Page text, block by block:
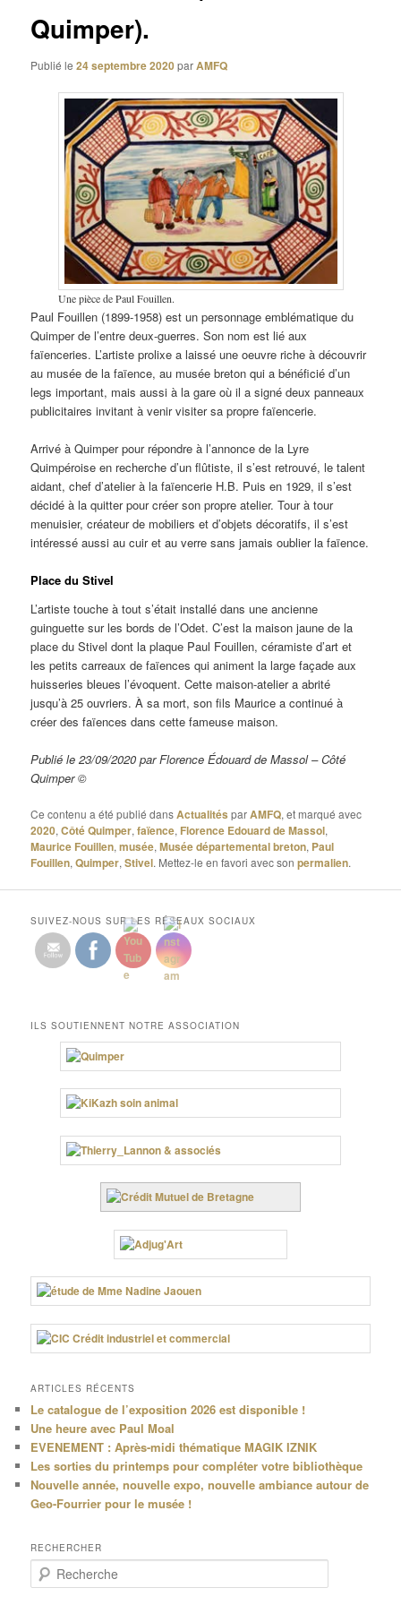
Quimper).
Publié le24 septembre 2020parAMFQ
Une pièce de Paul Fouillen.
Paul Fouillen (1899-1958) est un personnage emblématique du
Quimper de l’entre deux-guerres. Son nom est lié aux
faïenceries. L’artiste prolixe a laissé une oeuvre riche à découvrir
au musée de la faïence, au musée breton qui a bénéficié d’un
legs important, mais aussi à la gare où il a signé deux panneaux
publicitaires invitant à venir visiter sa propre faïencerie.
Arrivé à Quimper pour répondre à l’annonce de la Lyre
Quimpéroise en recherche d’un flûtiste, il s’est retrouvé, le talent
aidant, chef d’atelier à la faïencerie H.B. Puis en 1929, il s’est
décidé à la quitter pour créer son propre atelier. Tour à tour
menuisier, créateur de mobiliers et d’objets décoratifs, il s’est
intéressé aussi au cuir et au verre sans jamais oublier la faïence.
Place du Stivel
L’artiste touche à tout s’était installé dans une ancienne
guinguette sur les bords de l’Odet. C’est la maison jaune de la
place du Stivel dont la plaque Paul Fouillen, céramiste d’art et
les petits carreaux de faïences qui animent la large façade aux
huisseries bleues l’évoquent. Cette maison-atelier a abrité
jusqu’à 25 ouvriers. À sa mort, son fils Maurice a continué à
créer des faïences dans cette fameuse maison.
Publié le 23/09/2020 par Florence Édouard de Massol – Côté
Quimper ©
Ce contenu a été publié dansActualités parAMFQ, et marqué avec
2020,Côté Quimper,faïence, Florence Edouard de Massol,
Maurice Fouillen,musée,Musée départemental breton, Paul
Fouillen,Quimper,Stivel. Mettez-le en favori avec sonpermalien.
SUIVEZ-NOUS SUR LES RÉSEAUX SOCIAUX
ILS SOUTIENNENT NOTRE ASSOCIATION
ARTICLES RÉCENTS
Le catalogue de l’exposition 2026 est disponible !
Une heure avec Paul Moal
EVENEMENT : Après-midi thématique MAGIK IZNIK
Les sorties du printemps pour compléter votre bibliothèque
Nouvelle année, nouvelle expo, nouvelle ambiance autour de
Geo-Fourrier pour le musée !
RECHERCHER
e